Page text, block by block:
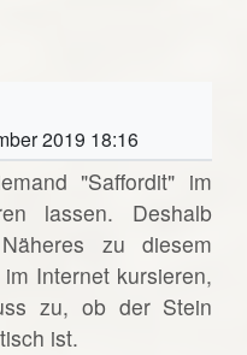
2019 18:16
"Saffordit" im
lassen. Deshalb
zu diesem
Internet kursieren,
zu, ob der Stein
ist.